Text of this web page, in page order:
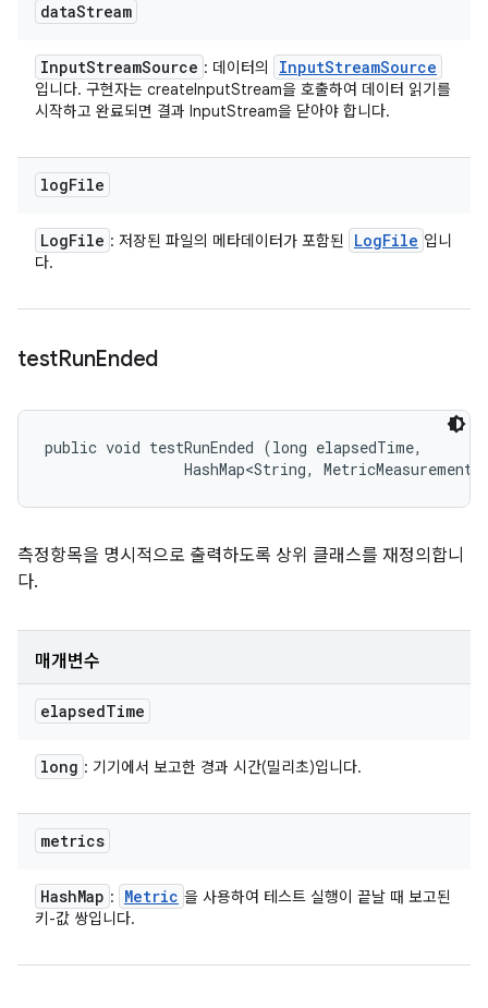
dataStream
InputStreamSource : 데이터의 InputStreamSource
입니다. 구현자는 createInputStream을 호출하여 데이터 읽기를
시작하고 완료되면 결과 InputStream을 닫아야 합니다.
logFile
LogFile : 저장된 파일의 메타데이터가 포함된 LogFile 입니
다.
testRunEnded
public void testRunEnded (long elapsedTime,
HashMap<String,
측정항목을 명시적으로 출력하도록 상위 클래스를 재정의합니
다.
매개변수
elapsedTime
long : 기기에서 보고한 경과 시간(밀리초)입니다.
metrics
HashMap : Metric 을 사용하여 테스트 실행이 끝날 때 보고된
키-값 쌍입니다.